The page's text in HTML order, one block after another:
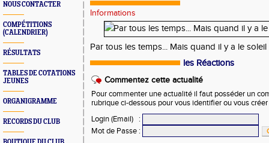
NOUS CONTACTER
COMPÉTITIONS
(CALENDRIER)
RÉSULTATS
TABLES DE COTATIONS
JEUNES
ORGANIGRAMME
RECORDS DU CLUB
Informations
Par tous les temps... Mais quand il y a le
les Réactions
Commentez cette actualité
Pour commenter une actualité il faut posséder un
rubrique ci-dessous pour vous identifier ou vous
Login (Email)
:
Mot de Passe :